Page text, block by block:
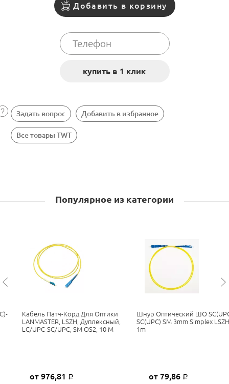
Добавить в корзину
Задать вопрос Добавить в избранное
Все товары TWT
Популярное из категории
Кабель Патч-Корд Для Оптики
LANMASTER, LSZH, Дуплексный,
LC/UPC-SC/UPC, SM OS2, 10 М
от 976,81 Р
Шнур Оптический ШО
SC(UPC) SM 3mm Simplex LSZH
1m
от 79,86 Р